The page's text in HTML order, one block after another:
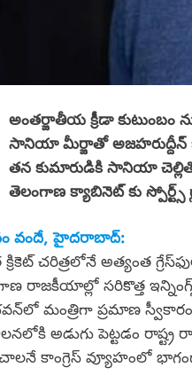
అంతర్జాతీయ క్రీడా కుటుంబం
సానియా మీర్జాతో అజహరుద్దీన్
తన కుమారుడికి సానియా
తెలంగాణ క్యాబినెట్ కు
వందే, హైదరాబాద్:
చరిత్రలోనే అత్యంత
రాజకీయాల్లో సరికొత్త ఇన్నింగ్స్‌
మంత్రిగా ప్రమాణ
అడుగు పెట్టడం రాష్ట్ర
కాంగ్రెస్ వ్యూహంలో